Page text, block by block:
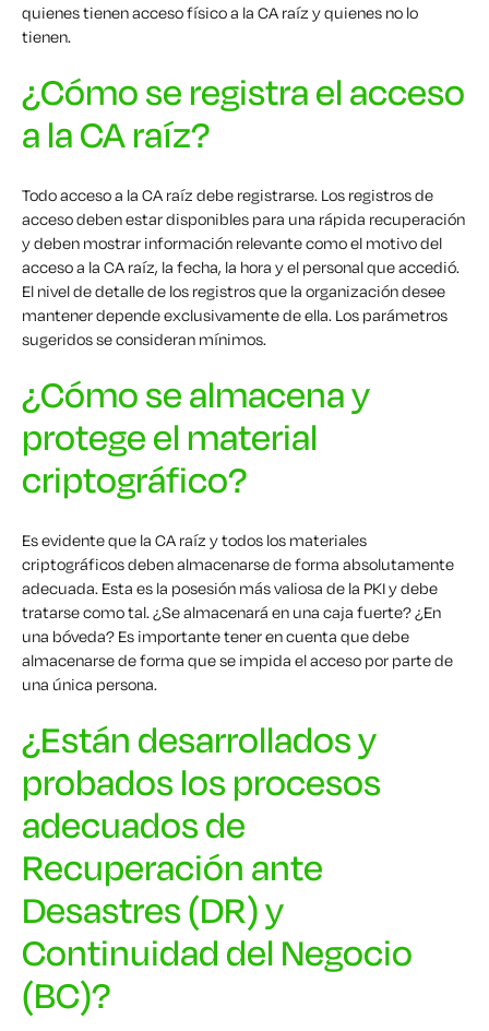
quienes tienen acceso físico a la CA raíz y quienes no lo
tienen.
¿Cómo se registra el acceso
a la CA raíz?
Todoacceso a la CA raíz debe registrarse. Los registros de
acceso deben estar disponibles para una rápida recuperación
y deben mostrar información relevante como el motivo del
acceso a la CA raíz, la fecha, la hora y el personal que accedió.
El nivel de detalle de los registros que la organización desee
mantener depende exclusivamente de ella. Los parámetros
sugeridos se consideran mínimos.
¿Cómo se almacena y
protege el material
criptográfico?
Es evidente que la CA raíz y todos los materiales
criptográficos deben almacenarse de forma absolutamente
adecuada. Esta es la posesión más valiosa de la PKI y debe
tratarse como tal. ¿Se almacenará en una caja fuerte? ¿En
una bóveda? Es importante tener en cuenta que debe
almacenarse de forma que se impida el acceso por parte de
una única persona.
¿Están desarrollados y
probados los procesos
adecuados de
Recuperación ante
Desastres (DR) y
Continuidad del Negocio
(BC)?